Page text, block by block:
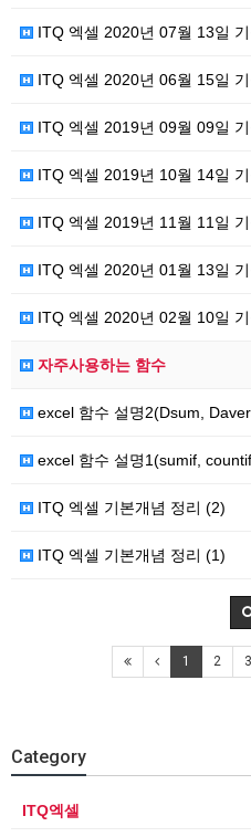
ITQ 엑셀 2020년 07월 13일
ITQ 엑셀 2020년 06월 15일
ITQ 엑셀 2019년 09월 09일
ITQ 엑셀 2019년 10월 14일
ITQ 엑셀 2019년 11월 11일
ITQ 엑셀 2020년 01월 13일
ITQ 엑셀 2020년 02월 10일
자주사용하는 함수
excel 함수 설명2(Dsum,
excel 함수 설명1(sumif,
ITQ 엑셀 기본개념 정리 (2)
ITQ 엑셀 기본개념 정리 (1)
1 2 3
Category
ITQ엑셀